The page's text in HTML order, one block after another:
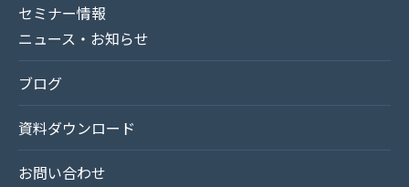
セミナー情報
ニュース・お知らせ
ブログ
資料ダウンロード
お問い合わせ